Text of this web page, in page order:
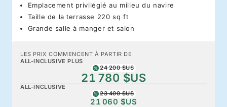
Emplacement privilégié au milieu du navire
Taille de la terrasse 220 sq ft
Grande salle à manger et salon
LES PRIX COMMENCENT À PARTIR DE
ALL-INCLUSIVE PLUS
24 200 $US
21 780 $US
ALL-INCLUSIVE
23 400 $US
21 060 $US